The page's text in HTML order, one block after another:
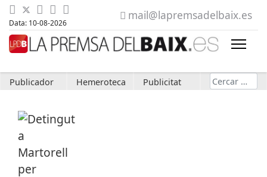
Data: 10-08-2026
mail@lapremsadelbaix.es
Publicador Hemeroteca Publicitat Cerca